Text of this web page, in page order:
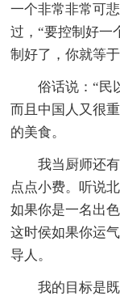
一个非常非常可
过，“要控制好一
制好了，你就等
俗话说：“民以
而且中国人又很
的美食。
我当厨师还有
点点小费。听说
如果你是一名出
这时侯如果你运
导人。
我的目标是既